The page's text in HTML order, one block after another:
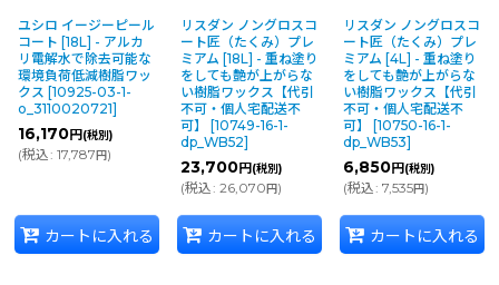
ユシロ イージーピール
コート [18L] - アルカ
リ電解水で除去可能な
環境負荷低減樹脂ワッ
クス [10925-03-1-
o_3110020721]
16,170円 (税別)
(税込: 17,787円)
カートに入れる
リスダン ノングロスコ
ート匠（たくみ）プレ
ミアム [18L] - 重ね塗り
をしても艶が上がらな
い樹脂ワックス【代引
不可・個人宅配送不
可】
[10749-16-1-
dp_WB52]
23,700円 (税別)
(税込: 26,070円)
カートに入れる
リスダン ノングロスコ
ート匠（たくみ）プレ
ミアム [4L] - 重ね塗り
をしても艶が上がらな
い樹脂ワックス【代引
不可・個人宅配送不
可】
[10750-16-1-
dp_WB53]
6,850円 (税別)
(税込: 7,535円)
カートに入れる